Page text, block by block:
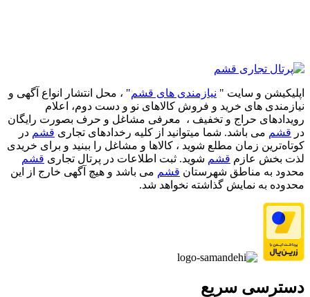
اپلیکیشن و سایت " نیازمندی های قشم" ، محل انتشار انواع آگهی و
نیازمندی های خرید و فروش کالاهای نو و دست‌ دوم، اعلام
رویدادهای حراج و تخفیف ، معرفی مشاغل و حرف بصورت رایگان
در قشم می باشد. شما میتوانید از کلیه رخدادهای تجاری قشم در
کوتاه‌ترین زمان مطلع شوید ، کالاها و مشاغل را ببنید و برای خریدی
لذت بخش عازم قشم شوید. ثبت اطلاعات در پرتال تجاری قشم
محدود به مناطق شهرستان قشم می باشد و هیچ آگهی خارج از این
محدوده به نمایش گذاشته نخواهد شد.
دسترسی سریع